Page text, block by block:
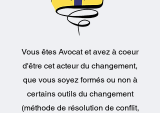
Vous êtes Avocat et avez à coeur
d'être cet acteur du changement,
que vous soyez formés ou non à
certains outils du changement
(méthode de résolution de conflit,